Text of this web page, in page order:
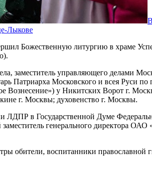
Лыкове
Божественную литургию в храме
заместитель управляющего делами
Патриарха Московского и всея Руси
Вознесение») у Никитских Ворот г.
г. Москвы; духовенство г. Москвы.
ЛДПР в Государственной Думе
генерального директора ОАО
обители, воспитанники православной